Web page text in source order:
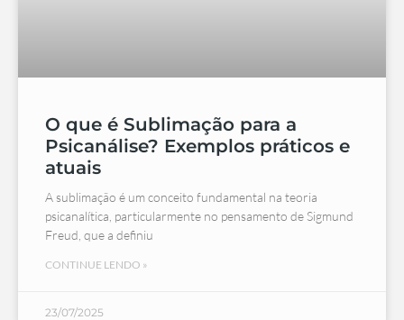
O que é Sublimação para a
Psicanálise? Exemplos práticos e
atuais
A sublimação é um conceito fundamental na teoria
psicanalítica, particularmente no pensamento de Sigmund
Freud, que a definiu
CONTINUE LENDO »
23/07/2025